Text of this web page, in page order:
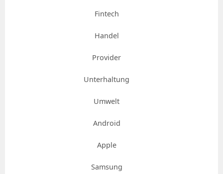
Fintech
Handel
Provider
Unterhaltung
Umwelt
Android
Apple
Samsung